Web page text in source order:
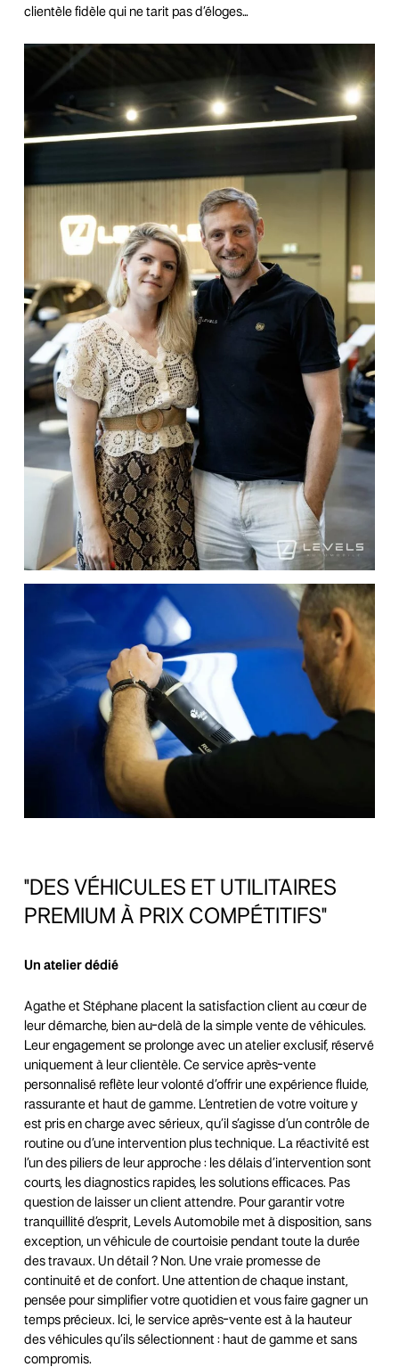
clientèle fidèle qui ne tarit pas d’éloges…
"DES VÉHICULES ET
UTILITAIRES
PREMIUM À PRIX COMPÉTITIFS"
Un atelier dédié
Agathe et Stéphane placent la satisfaction client au cœur de
leur démarche, bien au-delà de la simple vente de véhicules.
Leur engagement se prolonge avec un atelier exclusif, réservé
uniquement à leur clientèle. Ce service après-vente
personnalisé reflète leur volonté d’offrir une expérience fluide,
rassurante et haut de gamme. L’entretien de votre voiture y
est pris en charge avec sérieux, qu’il s’agisse d’un contrôle de
routine ou d’une intervention plus technique. La réactivité est
l’un des piliers de leur approche : les délais d’intervention sont
courts, les diagnostics rapides, les solutions efficaces. Pas
question de laisser un client attendre. Pour garantir votre
tranquillité d’esprit, Levels Automobile met à disposition, sans
exception, un véhicule de courtoisie pendant toute la durée
des travaux. Un détail ? Non. Une vraie promesse de
continuité et de confort. Une attention de chaque instant,
pensée pour simplifier votre quotidien et vous faire gagner un
temps précieux. Ici, le service après-vente est à la hauteur
des véhicules qu’ils sélectionnent : haut de gamme et sans
compromis.